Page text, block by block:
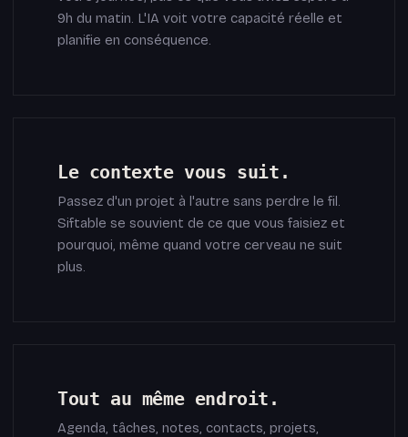
9h du matin. L'IA voit votre capacité réelle et
planifie en conséquence.
Le contexte vous suit.
Passez d'un projet à l'autre sans perdre le fil.
Siftable se souvient de ce que vous faisiez et
pourquoi, même quand votre cerveau ne suit
plus.
Tout au même endroit.
Agenda, tâches, notes, contacts, projets,